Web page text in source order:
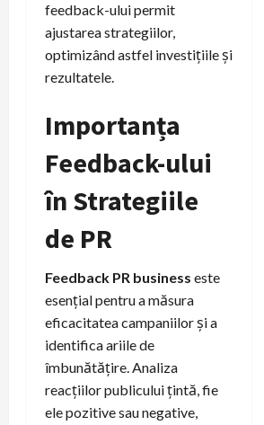
feedback-ului permit
ajustarea strategiilor,
optimizând astfel investițiile și
rezultatele.
Importanța
Feedback-ului
în Strategiile
de PR
Feedback PR business este
esențial pentru a măsura
eficacitatea campaniilor și a
identifica ariile de
îmbunătățire. Analiza
reacțiilor publicului țintă, fie
ele pozitive sau negative,